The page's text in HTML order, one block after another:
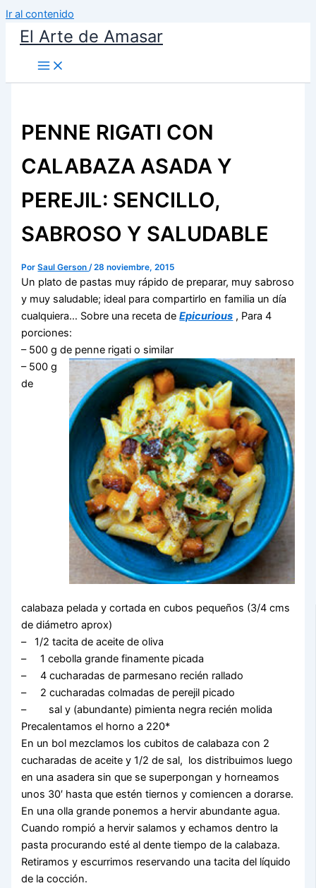
Ir al contenido
El Arte de Amasar
PENNE RIGATI CON
CALABAZA ASADA Y
PEREJIL: SENCILLO,
SABROSO Y SALUDABLE
PorSaul Gerson/28 noviembre, 2015
Un plato de pastas muy rápido de preparar, muy sabroso
y muy saludable; ideal para compartirlo en familia un día
cualquiera… Sobre una receta deEpicurious , Para 4
porciones:
– 500 g de penne rigati o similar
– 500 g
de
calabaza pelada y cortada en cubos pequeños (3/4 cms
de diámetro aprox)
– 1/2 tacita de aceite de oliva
– 1 cebolla grande finamente picada
– 4 cucharadas de parmesano recién rallado
– 2 cucharadas colmadas de perejil picado
– sal y (abundante) pimienta negra recién molida
Precalentamos el horno a 220*
En un bol mezclamos los cubitos de calabaza con 2
cucharadas de aceite y 1/2 de sal, los distribuimos luego
en una asadera sin que se superpongan y horneamos
unos 30′ hasta que estén tiernos y comiencen a dorarse.
En una olla grande ponemos a hervir abundante agua.
Cuando rompió a hervir salamos y echamos dentro la
pasta procurando esté al dente tiempo de la calabaza.
Retiramos y escurrimos reservando una tacita del líquido
de la cocción.